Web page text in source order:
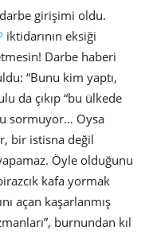
darbe girişimi oldu.
iktidarının eksiği
Darbe haberi
“Bunu kim yaptı,
da çıkıp “bu ülkede
sormuyor… Oysa
bir istisna değil
Öyle olduğunu
kafa yormak
açan kaşarlanmış
burnundan kıl